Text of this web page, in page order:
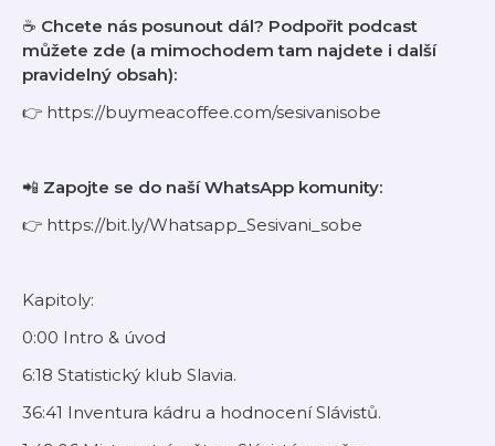
☕ Chcete nás posunout dál? Podpořit podcast
můžete zde (a mimochodem tam najdete i další
pravidelný obsah):
👉 https://buymeacoffee.com/sesivanisobe
📲 Zapojte se do naší WhatsApp komunity:
👉 https://bit.ly/Whatsapp_Sesivani_sobe
Kapitoly:
0:00 Intro & úvod
6:18 Statistický klub Slavia.
36:41 Inventura kádru a hodnocení Slávistů.